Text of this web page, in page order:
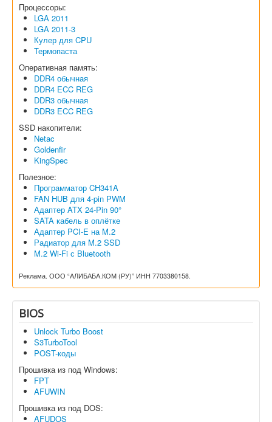
Процессоры:
LGA 2011
LGA 2011-3
Кулер для CPU
Термопаста
Оперативная память:
DDR4 обычная
DDR4 ECC REG
DDR3 обычная
DDR3 ECC REG
SSD накопители:
Netac
Goldenfir
KingSpec
Полезное:
Программатор CH341A
FAN HUB для 4-pin PWM
Адаптер ATX 24-Pin 90°
SATA кабель в оплётке
Адаптер PCI-E на M.2
Радиатор для M.2 SSD
M.2 Wi-Fi с Bluetooth
Реклама. ООО “АЛИБАБА.КОМ (РУ)” ИНН 7703380158.
BIOS
Unlock Turbo Boost
S3TurboTool
POST-коды
Прошивка из под Windows:
FPT
AFUWIN
Прошивка из под DOS:
AFUDOS